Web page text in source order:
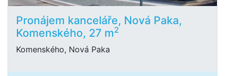
Pronájem kanceláře, Nová Paka,
Komenského, 27 m2
Komenského, Nová Paka